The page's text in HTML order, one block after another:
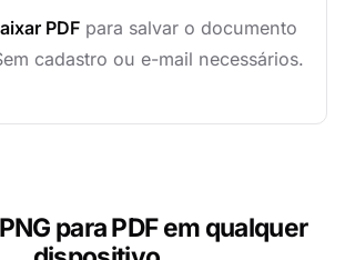
PDFpara salvar o documento
cadastro ou e-mail necessários.
para PDF em qualquer